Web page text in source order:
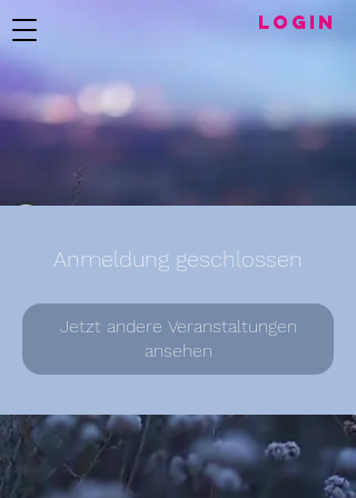
LogIN
Anmeldung geschlossen
Jetzt andere Veranstaltungen
ansehen